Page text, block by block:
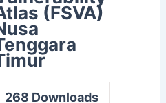
(FSVA)
268 Downloads